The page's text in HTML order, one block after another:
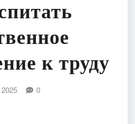
к труду
0